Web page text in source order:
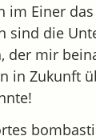
im Einer
sind die
der mir
in Zukunft